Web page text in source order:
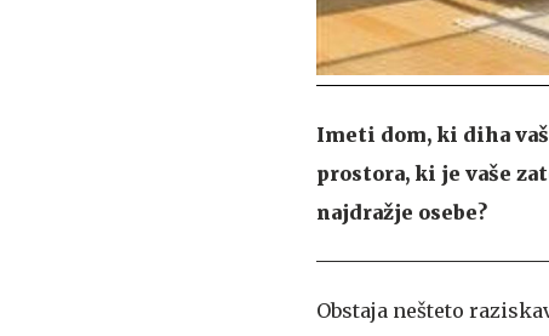
Imeti dom, ki diha
prostora, ki je vaše
najdražje osebe?
Obstaja nešteto